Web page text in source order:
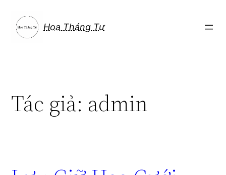
phần
Hoa Tháng Tư
Tác giả: admin